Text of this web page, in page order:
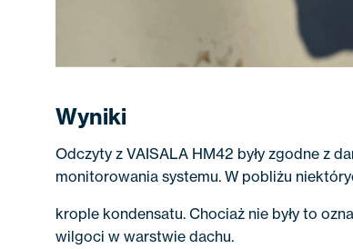
Wyniki
Odczyty z VAISALA HM42 były zgodne z
monitorowania systemu. W pobliżu
krople kondensatu. Chociaż nie były to
wilgoci w warstwie dachu.